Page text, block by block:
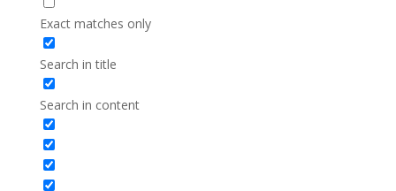
Exact matches only
Search in title
Search in content